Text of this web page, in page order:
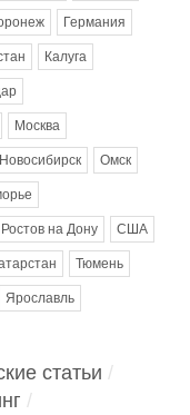
Германия
Калуга
Москва
Новосибирск Омск
Ростов на Дону США
Тюмень
Ярославль
статьи